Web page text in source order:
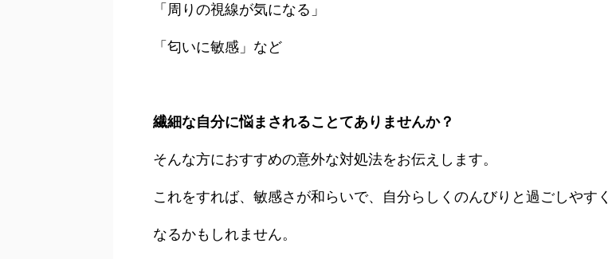
「周りの視線が気になる」
「匂いに敏感」など
繊細な自分に悩まされることてありませんか？
そんな方におすすめの意外な対処法をお伝えします。
これをすれば、敏感さが和らいで、自分らしくのんびりと過ごしやすく
なるかもしれません。